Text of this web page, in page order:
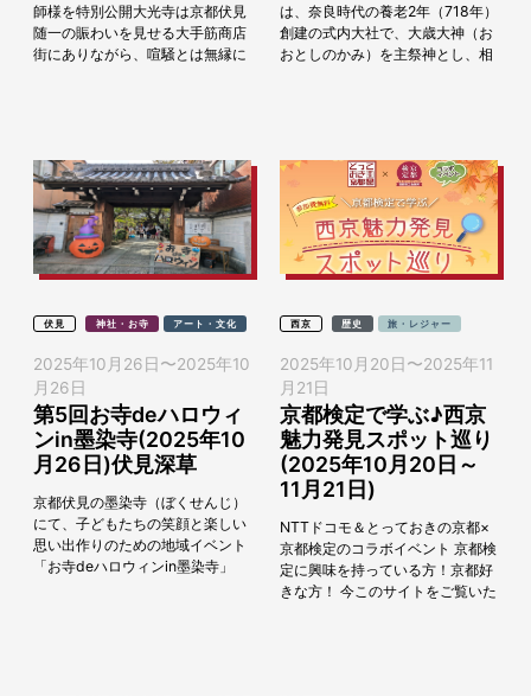
師様を特別公開大光寺は京都伏見
随一の賑わいを見せる大手筋商店
街にありながら、喧騒とは無縁に
は、奈良時代の養老2年（718年）
創建の式内大社で、大歳大神（お
おとしのかみ）を主祭神とし、相
伏見 神社・お寺 アート・文化
2025年10月26日 〜2025年10
月26日
第5回お寺deハロウィ
ンin墨染寺(2025年10
月26日)伏見深草
京都伏見の墨染寺（ぼくせんじ）
にて、子どもたちの笑顔と楽しい
思い出作りのための地域イベント
「お寺deハロウィンin墨染寺」
西京 歴史 旅・レジャー
2025年10月20日 〜2025年11
月21日
京都検定で学ぶ♪西京
魅力発見スポット巡り
(2025年10月20日～
11月21日)
NTTドコモ＆とっておきの京都×
京都検定のコラボイベント 京都検
定に興味を持っている方！京都好
きな方！ 今このサイトをご覧いた